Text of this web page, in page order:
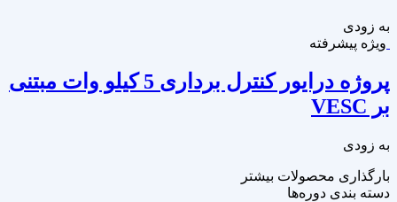
به زودی
ویژه پیشرفته
پروژه درایور کنترل برداری 5 کیلو وات مبتنی
بر VESC
به زودی
بارگذاری محصولات بیشتر
دسته‌ بندی دوره‌ها